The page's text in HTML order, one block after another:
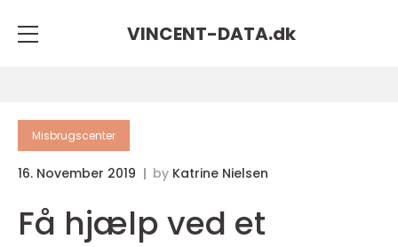
VINCENT-DATA.dk
Misbrugscenter
16. November 2019 by Katrine Nielsen
Få hjælp ved et